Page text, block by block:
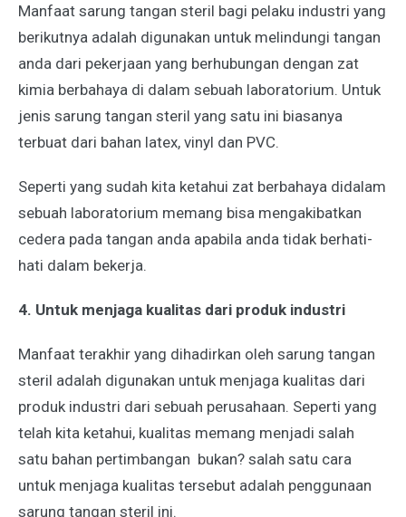
Manfaat sarung tangan steril bagi pelaku industri yang
berikutnya adalah digunakan untuk melindungi tangan
anda dari pekerjaan yang berhubungan dengan zat
kimia berbahaya di dalam sebuah laboratorium. Untuk
jenis sarung tangan steril yang satu ini biasanya
terbuat dari bahan latex, vinyl dan PVC.
Seperti yang sudah kita ketahui zat berbahaya didalam
sebuah laboratorium memang bisa mengakibatkan
cedera pada tangan anda apabila anda tidak berhati-
hati dalam bekerja.
4. Untuk menjaga kualitas dari produk industri
Manfaat terakhir yang dihadirkan oleh sarung tangan
steril adalah digunakan untuk menjaga kualitas dari
produk industri dari sebuah perusahaan. Seperti yang
telah kita ketahui, kualitas memang menjadi salah
satu bahan pertimbangan bukan? salah satu cara
untuk menjaga kualitas tersebut adalah penggunaan
sarung tangan steril ini.